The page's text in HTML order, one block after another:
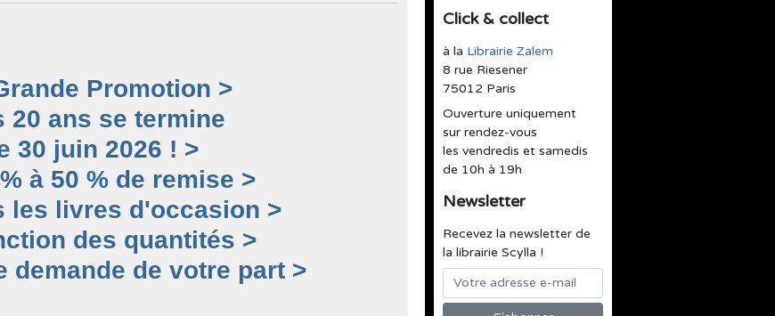
Click & collect
à la Librairie Zalem
8 rue Riesener
75012 Paris
Ouverture uniquement
sur rendez-vous
les vendredis et samedis
de 10h à 19h
Newsletter
Recevez la newsletter de
la librairie Scylla !
Promotion >
20 ans se termine
30 juin 2026 ! >
à 50 % de remise >
les livres d'occasion >
des quantités >
demande de votre part >